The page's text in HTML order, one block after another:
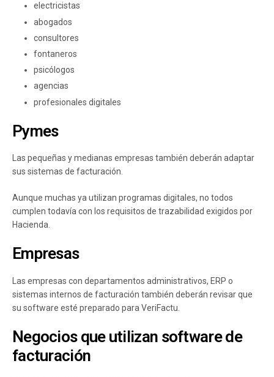
electricistas
abogados
consultores
fontaneros
psicólogos
agencias
profesionales digitales
Pymes
Las pequeñas y medianas empresas también deberán adaptar
sus sistemas de facturación.
Aunque muchas ya utilizan programas digitales, no todos
cumplen todavía con los requisitos de trazabilidad exigidos por
Hacienda.
Empresas
Las empresas con departamentos administrativos, ERP o
sistemas internos de facturación también deberán revisar que
su software esté preparado para VeriFactu.
Negocios que utilizan software de
facturación